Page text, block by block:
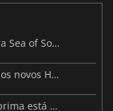
Hollow Knight: Silksong prepara-se para Sea of Sorrow com um patch
A Invasão dos Illuminados: Conquistar os novos Helldivers 2 Atualização!
GTA VI: Para além dos atrasos, a obra-prima está quase a chegar